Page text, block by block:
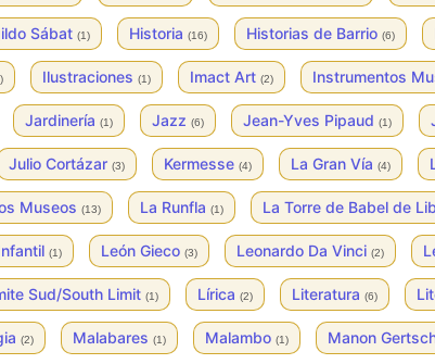
Sábat (1) Historia (16) Historias de Barrio (6)
Ilustraciones (1) Imact Art (2) Instrumentos
Jardinería (1) Jazz (6) Jean-Yves Pipaud (1)
Julio Cortázar (3) Kermesse (4) La Gran Vía (4)
Museos (13) La Runfla (1) La Torre de Babel de
(1) León Gieco (3) Leonardo Da Vinci (2)
Sud/South Limit (1) Lírica (2) Literatura (6)
(2) Malabares (1) Malambo (1) Manon